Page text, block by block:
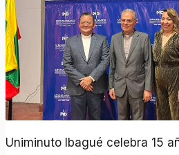
Uniminuto Ibagué celebra 15